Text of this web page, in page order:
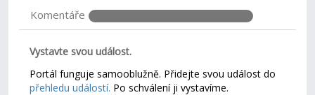
Komentáře
Vystavte svou událost.
Portál funguje samooblužně. Přidejte svou událost do
přehledu událostí. Po schválení ji vystavíme.